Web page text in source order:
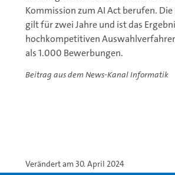
Kommission zum AI Act berufen.
gilt für zwei Jahre und ist das
hochkompetitiven
als 1.000 Bewerbungen.
Beitrag aus dem News-Kanal Informatik
Verändert am 30. April 2024